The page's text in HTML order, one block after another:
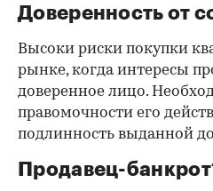
Доверенность от
Высоки риски покупки
рынке, когда интересы
доверенное лицо.
правомочности его
подлинность выданной
Продавец-